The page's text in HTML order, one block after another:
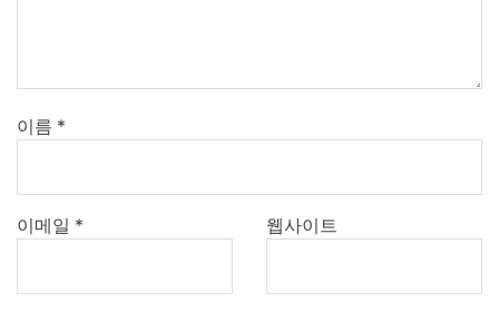
이름 *
이메일 * 웹사이트